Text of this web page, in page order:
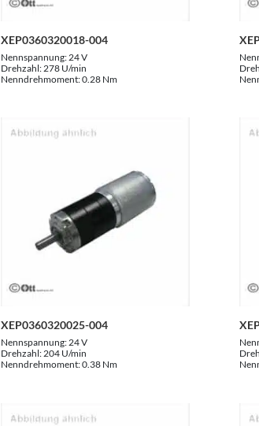
XEP0360320018-004
Nennspannung: 24 V
Drehzahl: 278 U/min
Nenndrehmoment:0.28 Nm
XEP0360320025-004
Nennspannung:24 V
Drehzahl:204 U/min
Nenndrehmoment:0.38 Nm